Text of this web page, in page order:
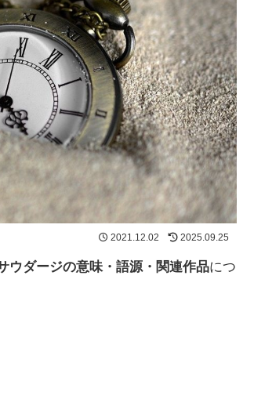
2021.12.02 2025.09.25
ウダージの意味・語源・関連作品につ